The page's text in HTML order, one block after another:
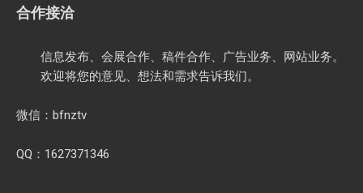
合作接洽
信息发布、会展合作、稿件合作、广告业务、网站业务。
欢迎将您的意见、想法和需求告诉我们。
微信：bfnztv
QQ：1627371346